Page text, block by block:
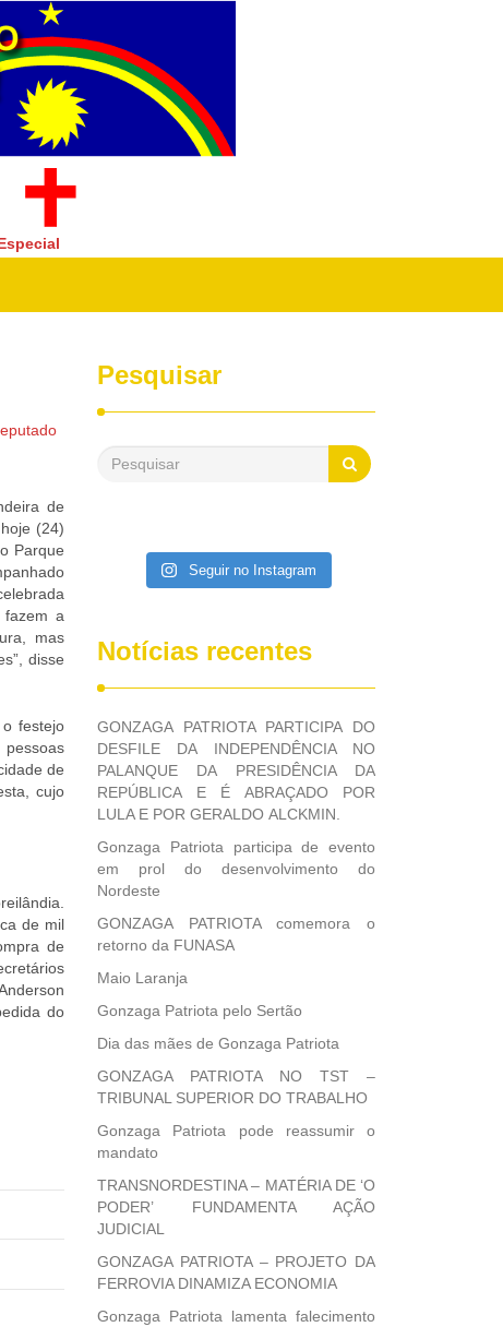
de
(24)
Parque
fazem a
mas
disse
festejo
de
cujo
de mil
de
do
Pesquisar
Seguir no Instagram
Notícias recentes
GONZAGA PATRIOTA PARTICIPA DO
DESFILE DA INDEPENDÊNCIA NO
PALANQUE DA PRESIDÊNCIA DA
REPÚBLICA E É ABRAÇADO POR
LULA E POR GERALDO ALCKMIN.
Gonzaga Patriota participa de evento
em prol do desenvolvimento do
Nordeste
GONZAGA PATRIOTA comemora o
retorno da FUNASA
Maio Laranja
Gonzaga Patriota pelo Sertão
Dia das mães de Gonzaga Patriota
GONZAGA PATRIOTA NO TST –
TRIBUNAL SUPERIOR DO TRABALHO
Gonzaga Patriota pode reassumir o
mandato
TRANSNORDESTINA – MATÉRIA DE ‘O
PODER’ FUNDAMENTA AÇÃO
JUDICIAL
GONZAGA PATRIOTA – PROJETO DA
FERROVIA DINAMIZA ECONOMIA
Gonzaga Patriota lamenta falecimento